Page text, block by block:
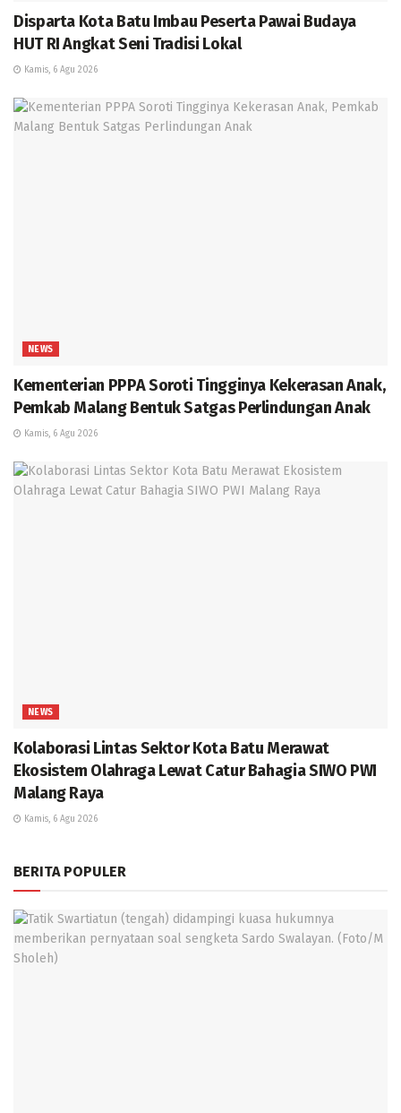
Disparta Kota Batu Imbau Peserta Pawai Budaya
HUT RI Angkat Seni Tradisi Lokal
Kamis, 6 Agu 2026
NEWS
Kementerian PPPA Soroti Tingginya Kekerasan Anak,
Pemkab Malang Bentuk Satgas Perlindungan Anak
Kamis, 6 Agu 2026
NEWS
Kolaborasi Lintas Sektor Kota Batu Merawat
Ekosistem Olahraga Lewat Catur Bahagia SIWO PWI
Malang Raya
Kamis, 6 Agu 2026
BERITA POPULER